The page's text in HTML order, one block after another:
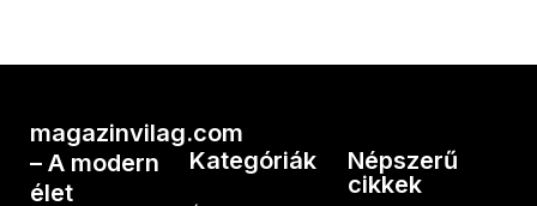
magazinvilag.com
– A modern
élet
Kategóriák
Népszerű
cikkek